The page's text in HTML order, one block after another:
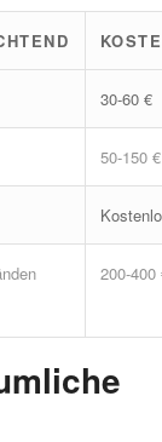
30-60 €
50-150 €
200-400